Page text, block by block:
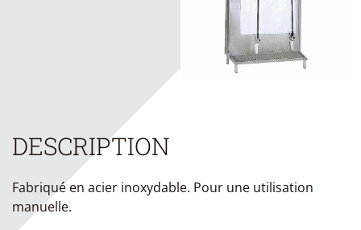
DESCRIPTION
Fabriqué en acier inoxydable. Pour une utilisation
manuelle.